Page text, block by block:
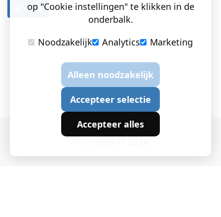
terug
op "Cookie instellingen" te klikken in de
onderbalk.
Noodzakelijk
Analytics Marketing
Alleen noodzakelijk
Accepteer selectie
Accepteer alles